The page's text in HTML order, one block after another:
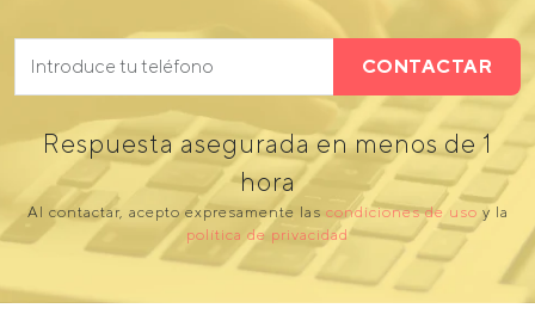
CONTACTAR
Respuesta asegurada en menos de 1
hora
Al contactar, acepto expresamente las condiciones de uso y la
política de privacidad